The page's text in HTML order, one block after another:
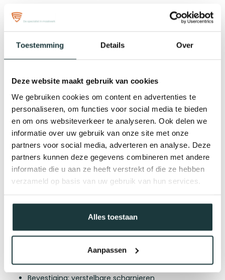
Toestemming Details Over
Deze website maakt gebruik van cookies
We gebruiken cookies om content en advertenties te
personaliseren, om functies voor social media te bieden
en om ons websiteverkeer te analyseren. Ook delen we
informatie over uw gebruik van onze site met onze
partners voor social media, adverteren en analyse. Deze
partners kunnen deze gegevens combineren met andere
informatie die u aan ze heeft verstrekt of die ze hebben
verzameld op basis van uw gebruik van hun services.
Alles toestaan
Aanpassen
Afmetingen bepalen
totale
buitenkant rechterpaal.
De opgegeven maten altijd
Voorbeeld:986 mm wordt 980 mm.
De hoogte meet je vanaf maaiveld tot bovenzijde van de
poort. Standaard hangt de looppoort ongeveer 50 mm vrij
van de grond.
Standaard maatvoering
De maximale breedte van de looppoort bedraagt 1200
mm
De maximale hoogte is 2000 mm.
Voor afwijkende maatvoeringen of specifieke wensen kun
Constructie & uitvoering
Poortframe: stalen koker 50 mm met dop
Horizontale liggers: 2× kokerprofiel 50 mm
Spijlen: Ø19 mm × 1,5 mm, optioneel met
afdekdoppen